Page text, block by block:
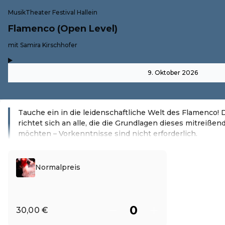
MusikTheater Festival Hallein
Flamenco (Open Level)
-mit Samira Kirschhofer
9. Oktober 2026
Tauche ein in die leidenschaftliche Welt des Flamenco!
richtet sich an alle, die die Grundlagen dieses
möchten – Vorkenntnisse sind nicht erforderlich.
Normalpreis
30,00 €